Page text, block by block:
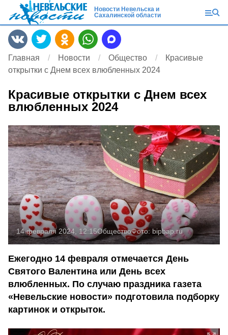
Новости Невельска и
Сахалинской области
Главная Новости Общество
Красивые
открытки с Днем всех влюбленных 2024
Красивые открытки с Днем всех
влюбленных 2024
14 февраля 2024, 12:15ОбществоФото: bipbap.ru
Ежегодно 14 февраля отмечается День
Святого Валентина или День всех
влюбленных. По случаю праздника газета
«Невельские новости» подготовила подборку
картинок и открыток.